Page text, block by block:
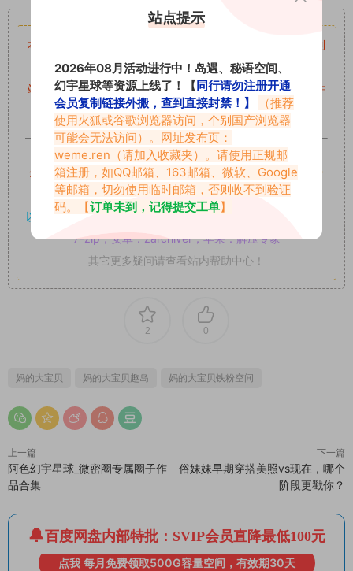
重要声明
本站资源均来自网络分享，如有侵犯你的权益请私信留言
收到
留言后，我们会第一时间进行审核后删除。
站内资源为网友个人学习或测试研究使用，未经原版权作者许
可,禁止用于任何商业途径！请在下载24小时内删除！
如果遇到付费才可获取的素材，建议升级对应的VIP。
全站付费素材可提供补档服务“均有备份 ”，素材以主流网盘分
享。
以7z、7z分卷格式压缩， 解压应下载对应的软件操作，
7-zip；安卓：zarchiver；苹果：解压专家
其它更多疑问请查看站内帮助中心！
2 0
妈的大宝贝 妈的大宝贝趣岛 妈的大宝贝铁粉空间
上一篇
阿色幻宇星球_微密圈专属圈子作
品合集
下一篇
俗妹妹早期穿搭美照vs现在，哪个
阶段更戳你？
百度网盘内部特批：SVIP会员直降最低100元
点我 每月免费领取500G容量空间，有效期30天
站点提示
2026年08月活动进行中！岛遇、秘语空间、
幻宇星球等资源上线了！【同行请勿注册开通
会员复制链接外搬，查到直接封禁！】
（推荐
使用火狐或谷歌浏览器访问，个别国产浏览器
可能会无法访问）。网址发布页：
weme.ren （请加入收藏夹）。请使用正规邮
箱注册，如QQ邮箱、163邮箱、微软、Google
等邮箱，切勿使用临时邮箱，否则收不到验证
码。【订单未到，记得提交工单】